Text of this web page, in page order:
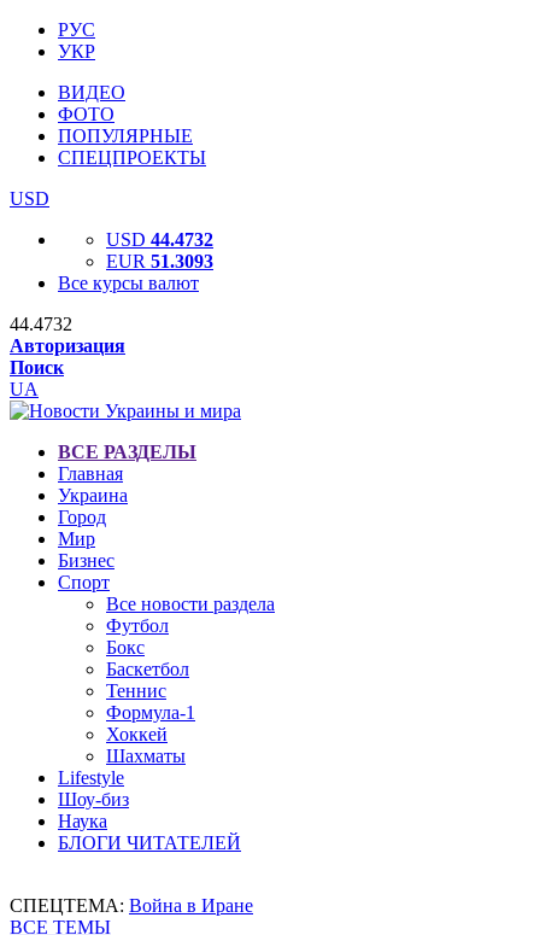
РУС
УКР
ВИДЕО
ФОТО
ПОПУЛЯРНЫЕ
СПЕЦПРОЕКТЫ
USD
USD 44.4732
EUR 51.3093
Все курсы валют
44.4732
Авторизация
Поиск
UA
ВСЕ РАЗДЕЛЫ
Главная
Украина
Город
Мир
Бизнес
Спорт
Все новости раздела
Футбол
Бокс
Баскетбол
Теннис
Формула-1
Хоккей
Шахматы
Lifestyle
Шоу-биз
Наука
БЛОГИ ЧИТАТЕЛЕЙ
СПЕЦТЕМА: Война в Иране
ВСЕ ТЕМЫ